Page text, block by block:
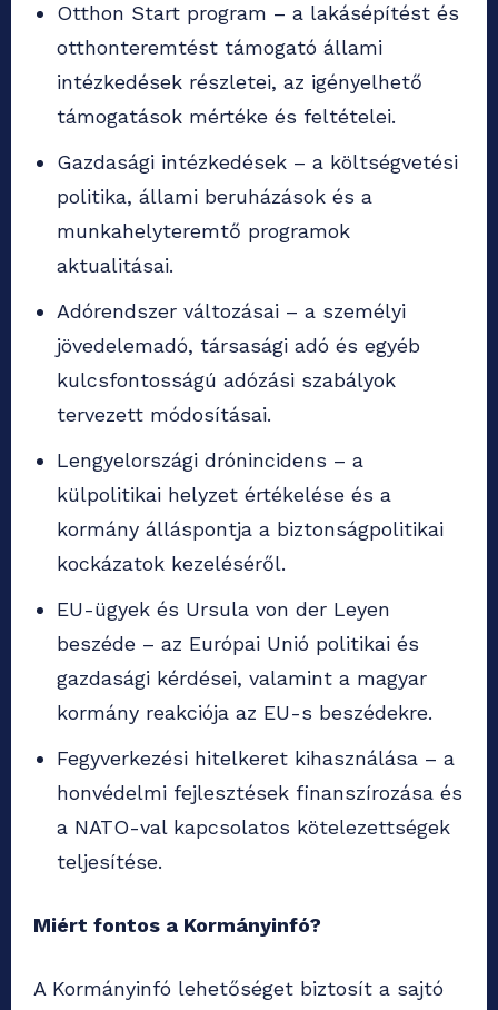
Otthon Start program – a lakásépítést és
otthonteremtést támogató állami
intézkedések részletei, az igényelhető
támogatások mértéke és feltételei.
Gazdasági intézkedések – a költségvetési
politika, állami beruházások és a
munkahelyteremtő programok
aktualitásai.
Adórendszer változásai – a személyi
jövedelemadó, társasági adó és egyéb
kulcsfontosságú adózási szabályok
tervezett módosításai.
Lengyelországi drónincidens – a
külpolitikai helyzet értékelése és a
kormány álláspontja a biztonságpolitikai
kockázatok kezeléséről.
EU-ügyek és Ursula von der Leyen
beszéde – az Európai Unió politikai és
gazdasági kérdései, valamint a magyar
kormány reakciója az EU-s beszédekre.
Fegyverkezési hitelkeret kihasználása – a
honvédelmi fejlesztések finanszírozása és
a NATO-val kapcsolatos kötelezettségek
teljesítése.
Miért fontos a Kormányinfó?
A Kormányinfó lehetőséget biztosít a sajtó